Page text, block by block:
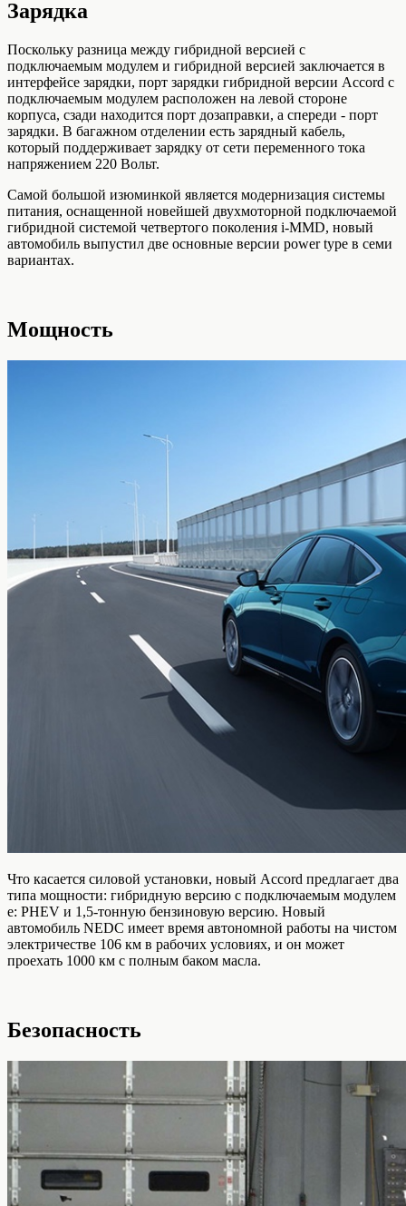
Зарядка
Поскольку разница между гибридной версией с
подключаемым модулем и гибридной версией заключается в
интерфейсе зарядки, порт зарядки гибридной версии Accord с
подключаемым модулем расположен на левой стороне
корпуса, сзади находится порт дозаправки, а спереди - порт
зарядки. В багажном отделении есть зарядный кабель,
который поддерживает зарядку от сети переменного тока
напряжением 220 Вольт.
Самой большой изюминкой является модернизация системы
питания, оснащенной новейшей двухмоторной подключаемой
гибридной системой четвертого поколения i-MMD, новый
автомобиль выпустил две основные версии power type в семи
вариантах.
Мощность
Что касается силовой установки, новый Accord предлагает два
типа мощности: гибридную версию с подключаемым модулем
e: PHEV и 1,5-тонную бензиновую версию. Новый
автомобиль NEDC имеет время автономной работы на чистом
электричестве 106 км в рабочих условиях, и он может
проехать 1000 км с полным баком масла.
Безопасность